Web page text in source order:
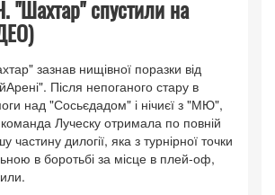
"Шахтар" спустили на
зазнав нищівної поразки від
Після непоганого стару в
над "Сосьєдадом" і нічиєї з "МЮ",
команда Луческу отримала по повній
частину дилогії, яка з турнірної точки
в боротьбі за місце в плей-оф,